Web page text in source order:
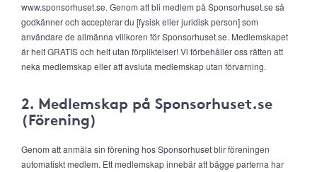
www.sponsorhuset.se. Genom att bli medlem på Sponsorhuset.se så
godkänner och accepterar du [fysisk eller juridisk person] som
användare de allmänna villkoren för Sponsorhuset.se. Medlemskapet
är helt GRATIS och helt utan förpliktelser! Vi förbehåller oss rätten att
neka medlemskap eller att avsluta medlemskap utan förvarning.
2. Medlemskap på Sponsorhuset.se
(Förening)
Genom att anmäla sin förening hos Sponsorhuset blir föreningen
automatiskt medlem. Ett medlemskap innebär att bägge parterna har